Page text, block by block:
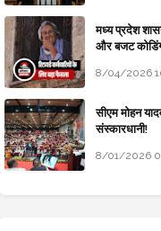
मध्य प्रदेश
और बजट
8/04/2026
सीएम मोहन
संस्कारधानी!
8/01/2026